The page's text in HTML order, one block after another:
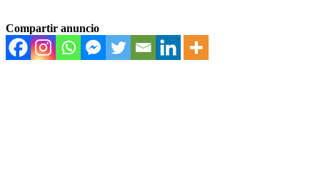
Compartir anuncio